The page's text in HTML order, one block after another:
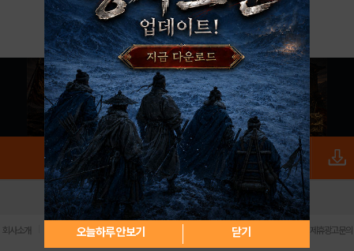
오늘하루 안보기 닫기
로그인 PC버전 전체앱
회사소개 | 개인정보 처리방침 불법촬영물 신고센터 제휴광고문의